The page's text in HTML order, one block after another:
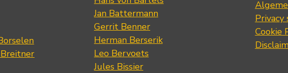
Jan Battermann
Gerrit Benner
Herman Berserik
Leo Bervoets
Jules Bissier
Cookie